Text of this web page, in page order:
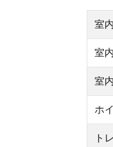
室
室
室
ホ
ト